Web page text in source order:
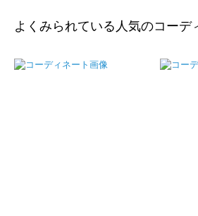
よくみられている人気のコーデ